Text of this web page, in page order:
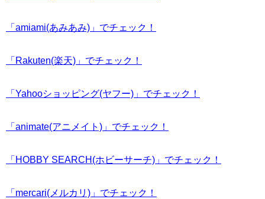
「amiami(あみあみ)」でチェック！
「Rakuten(楽天)」でチェック！
「Yahooショッピング(ヤフー)」でチェック！
「animate(アニメイト)」でチェック！
「HOBBY SEARCH(ホビーサーチ)」でチェック！
「mercari(メルカリ)」でチェック！